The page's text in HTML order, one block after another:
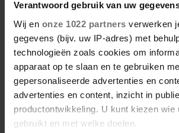
Verantwoord gebruik van uw
Wij en onze 1022 partners verwerken
gegevens (bijv. uw IP-adres) met
technologieën zoals cookies om
apparaat op te slaan en te gebruiken
gepersonaliseerde advertenties en
advertenties en content, inzicht in
productontwikkeling. U kunt kiezen wie
gebruikt en met welke doelen.
06/08/2026
ROXEANNE EN ANDRÉ
DENKEN TERUG AAN
ENGE’ HAZES-IMITATOR:
NIET GOED BIJ JE PAASEI’